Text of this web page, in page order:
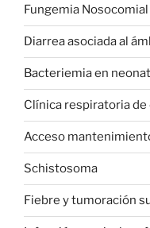
Fungemia Nosocomial
Diarrea asociada al
Bacteriemia en
Clínica respiratoria
Acceso
Schistosoma
Fiebre y tumoración